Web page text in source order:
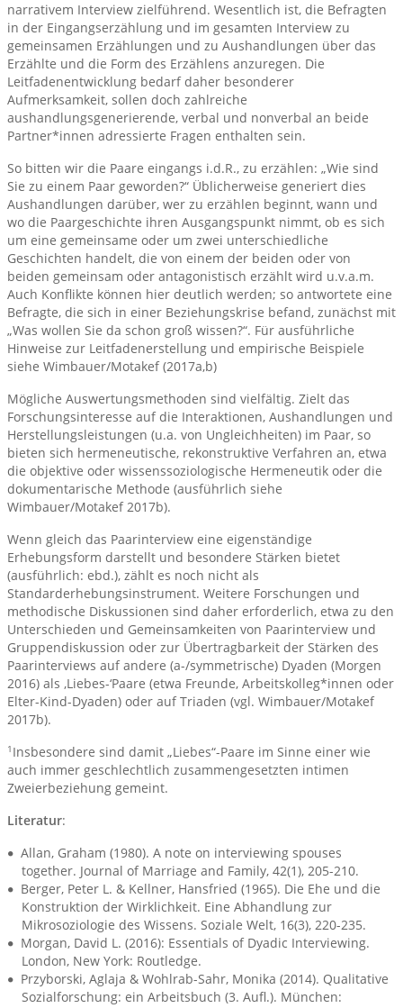
narrativem Interview zielführend. Wesentlich ist, die Befragten
in der Eingangserzählung und im gesamten Interview zu
gemeinsamen Erzählungen und zu Aushandlungen über das
Erzählte und die Form des Erzählens anzuregen. Die
Leitfadenentwicklung bedarf daher besonderer
Aufmerksamkeit, sollen doch zahlreiche
aushandlungsgenerierende, verbal und nonverbal an beide
Partner*innen adressierte Fragen enthalten sein.
So bitten wir die Paare eingangs i.d.R., zu erzählen: „Wie sind
Sie zu einem Paar geworden?“ Üblicherweise generiert dies
Aushandlungen darüber, wer zu erzählen beginnt, wann und
wo die Paargeschichte ihren Ausgangspunkt nimmt, ob es sich
um eine gemeinsame oder um zwei unterschiedliche
Geschichten handelt, die von einem der beiden oder von
beiden gemeinsam oder antagonistisch erzählt wird u.v.a.m.
Auch Konflikte können hier deutlich werden; so antwortete eine
Befragte, die sich in einer Beziehungskrise befand, zunächst mit
„Was wollen Sie da schon groß wissen?“. Für ausführliche
Hinweise zur Leitfadenerstellung und empirische Beispiele
siehe Wimbauer/Motakef (2017a,b)
Mögliche Auswertungsmethoden sind vielfältig. Zielt das
Forschungsinteresse auf die Interaktionen, Aushandlungen und
Herstellungsleistungen (u.a. von Ungleichheiten) im Paar, so
bieten sich hermeneutische, rekonstruktive Verfahren an, etwa
die objektive oder wissenssoziologische Hermeneutik oder die
dokumentarische Methode (ausführlich siehe
Wimbauer/Motakef 2017b).
Wenn gleich das Paarinterview eine eigenständige
Erhebungsform darstellt und besondere Stärken bietet
(ausführlich: ebd.), zählt es noch nicht als
Standarderhebungsinstrument. Weitere Forschungen und
methodische Diskussionen sind daher erforderlich, etwa zu den
Unterschieden und Gemeinsamkeiten von Paarinterview und
Gruppendiskussion oder zur Übertragbarkeit der Stärken des
Paarinterviews auf andere (a-/symmetrische) Dyaden (Morgen
2016) als ‚Liebes-‘Paare (etwa Freunde, Arbeitskolleg*innen oder
Elter-Kind-Dyaden) oder auf Triaden (vgl. Wimbauer/Motakef
2017b).
1 Insbesondere sind damit „Liebes“-Paare im Sinne einer wie
auch immer geschlechtlich zusammengesetzten intimen
Zweierbeziehung gemeint.
Literatur:
Allan, Graham (1980). A note on interviewing spouses
together. Journal of Marriage and Family, 42(1), 205-210.
Berger, Peter L. & Kellner, Hansfried (1965). Die Ehe und die
Konstruktion der Wirklichkeit. Eine Abhandlung zur
Mikrosoziologie des Wissens. Soziale Welt, 16(3), 220-235.
Morgan, David L. (2016): Essentials of Dyadic Interviewing.
London, New York: Routledge.
Przyborski, Aglaja & Wohlrab-Sahr, Monika (2014). Qualitative
Sozialforschung: ein Arbeitsbuch (3. Aufl.). München: